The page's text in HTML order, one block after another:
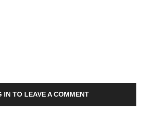
IN TO LEAVE A COMMENT